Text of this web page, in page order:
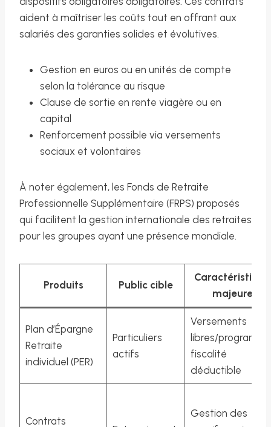
aident à maîtriser les coûts tout en offrant aux
salariés des garanties solides et évolutives.
Gestion en euros ou en unités de compte
selon la tolérance au risque
Clause de sortie en rente viagère ou en
capital
Renforcement possible via versements
sociaux et volontaires
À noter également, les Fonds de Retraite
Professionnelle Supplémentaire (FRPS) proposés
qui facilitent la gestion internationale des retraites
pour les groupes ayant une présence mondiale.
Produits Public cible
majeures
Plan d’Épargne
Retraite
individuel (PER)
Particuliers
actifs
Versements
libres/
fiscalité
déductible
Contrats
Gestion des